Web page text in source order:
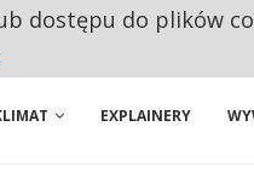
EXPLAINERY
dostępu do plików